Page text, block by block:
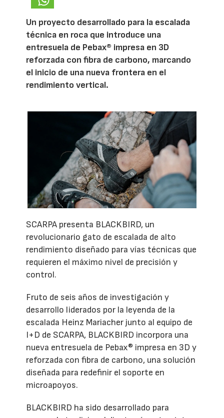
Un proyecto desarrollado para la escalada
técnica en roca que introduce una
entresuela de Pebax® impresa en 3D
reforzada con fibra de carbono, marcando
el inicio de una nueva frontera en el
rendimiento vertical.
SCARPA presenta BLACKBIRD, un
revolucionario gato de escalada de alto
rendimiento diseñado para vías técnicas que
requieren el máximo nivel de precisión y
control.
Fruto de seis años de investigación y
desarrollo liderados por la leyenda de la
escalada Heinz Mariacher junto al equipo de
I+D de SCARPA, BLACKBIRD incorpora una
nueva entresuela de Pebax® impresa en 3D y
reforzada con fibra de carbono, una solución
diseñada para redefinir el soporte en
microapoyos.
BLACKBIRD ha sido desarrollado para